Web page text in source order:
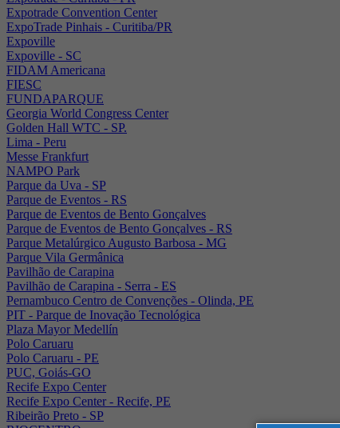
Expotrade Convention Center
ExpoTrade Pinhais - Curitiba/PR
Expoville
Expoville - SC
FIDAM Americana
FIESC
FUNDAPARQUE
Georgia World Congress Center
Golden Hall WTC - SP.
Lima - Peru
Messe Frankfurt
NAMPO Park
Parque da Uva - SP
Parque de Eventos - RS
Parque de Eventos de Bento Gonçalves
Parque de Eventos de Bento Gonçalves - RS
Parque Metalúrgico Augusto Barbosa - MG
Parque Vila Germânica
Pavilhão de Carapina
Pavilhão de Carapina - Serra - ES
Pernambuco Centro de Convenções - Olinda, PE
PIT - Parque de Inovação Tecnológica
Plaza Mayor Medellín
Polo Caruaru
Polo Caruaru - PE
PUC, Goiás-GO
Recife Expo Center
Recife Expo Center - Recife, PE
Ribeirão Preto - SP